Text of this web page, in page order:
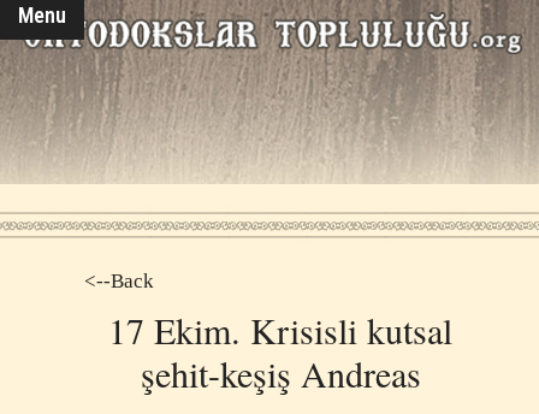
Menu
<--Back
17 Ekim. Krisisli kutsal
şehit-keşiş Andreas